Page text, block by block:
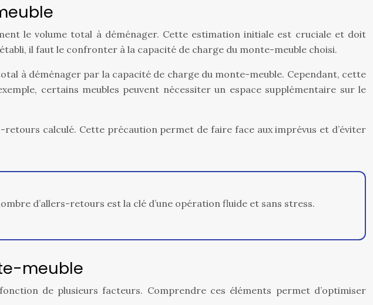
le volume total à déménager. Cette estimation initiale est cruciale et doit
il faut le confronter à la capacité de charge du monte-meuble choisi.
à déménager par la capacité de charge du monte-meuble. Cependant, cette
certains meubles peuvent nécessiter un espace supplémentaire sur le
retours calculé. Cette précaution permet de faire face aux imprévus et d’éviter
d’allers-retours est la clé d’une opération fluide et sans stress.
meuble
de plusieurs facteurs. Comprendre ces éléments permet d’optimiser